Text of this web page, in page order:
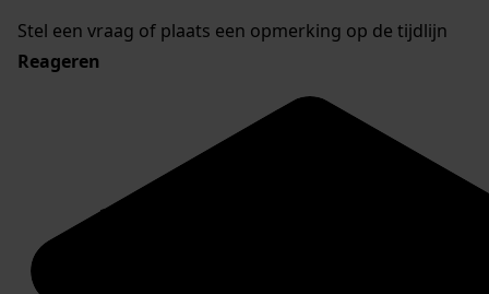
Stel een vraag of plaats een opmerking op de tijdlijn
Reageren